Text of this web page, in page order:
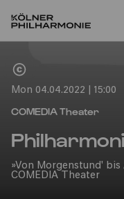
Mon 04.04.2022 | 15:00
COMEDIA Theater
»Von Morgenstund' bis
COMEDIA Theater